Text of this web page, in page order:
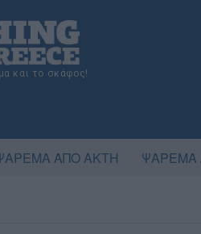
και το σκάφος!
ΑΠΟ ΑΚΤΗ ΨΑΡΕΜΑ